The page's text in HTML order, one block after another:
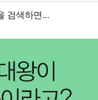
검색하면...